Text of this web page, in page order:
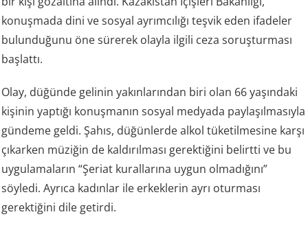
konuşmada dini ve sosyal ayrımcılığı teşvik eden ifadeler
bulunduğunu öne sürerek olayla ilgili ceza soruşturması
başlattı.
Olay, düğünde gelinin yakınlarından biri olan 66 yaşındaki
kişinin yaptığı konuşmanın sosyal medyada paylaşılmasıyla
gündeme geldi. Şahıs, düğünlerde alkol tüketilmesine karşı
çıkarken müziğin de kaldırılması gerektiğini belirtti ve bu
uygulamaların “Şeriat kurallarına uygun olmadığını”
söyledi. Ayrıca kadınlar ile erkeklerin ayrı oturması
gerektiğini dile getirdi.